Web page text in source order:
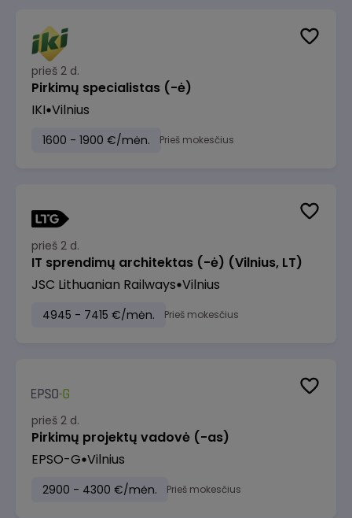
prieš 2 d.
Pirkimų specialistas (-ė)
IKI Vilnius
1600 - 1900 €/mėn. Prieš mokesčius
prieš 2 d.
IT sprendimų architektas (-ė) (Vilnius, LT)
JSC Lithuanian Railways Vilnius
4945 - 7415 €/mėn. Prieš mokesčius
prieš 2 d.
Pirkimų projektų vadovė (-as)
EPSO-G Vilnius
2900 - 4300 €/mėn. Prieš mokesčius